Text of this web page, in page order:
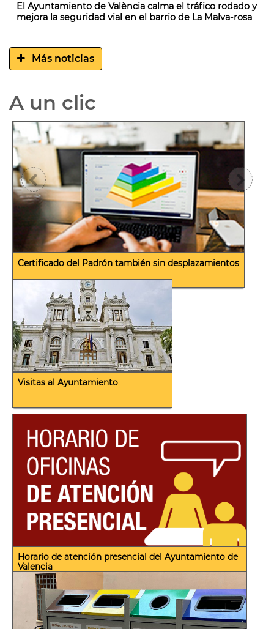
El Ayuntamiento de València calma el tráfico rodado y
mejora la seguridad vial en el barrio de La Malva-rosa
Más noticias
A un clic
Certificado del Padrón también sin desplazamientos
Visitas al Ayuntamiento
Horario de atención presencial del Ayuntamiento de
Valencia
Diapositiva anterior